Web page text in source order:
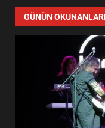
6
GÜNÜN OKUNANLARI